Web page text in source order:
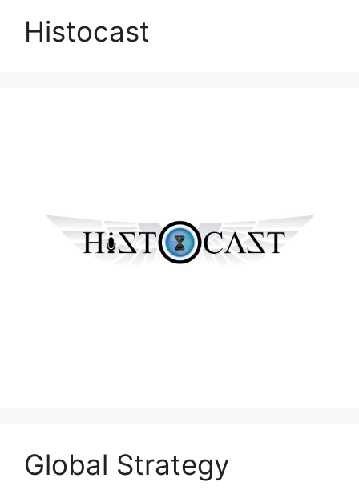
Histocast
Global Strategy